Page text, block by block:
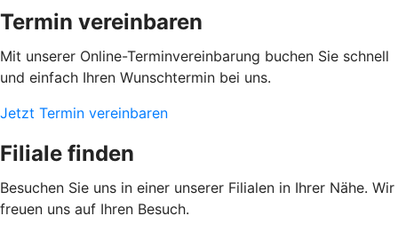
Termin vereinbaren
Mit unserer Online-Terminvereinbarung buchen Sie schnell
und einfach Ihren Wunschtermin bei uns.
Jetzt Termin vereinbaren
Filiale finden
Besuchen Sie uns in einer unserer Filialen in Ihrer Nähe. Wir
freuen uns auf Ihren Besuch.